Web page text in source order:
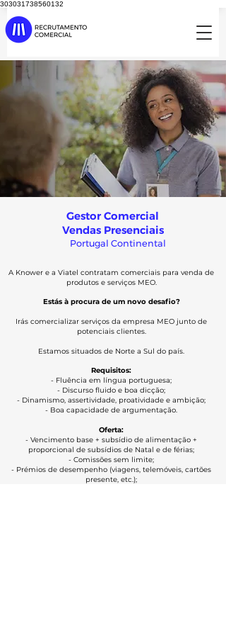
303031738560132
Gestor Comercial
Vendas Presenciais
Portugal Continental
A Knower e a Viatel contratam comerciais para venda de
produtos e serviços MEO.
Estás à procura de um novo desafio?
Irás comercializar serviços da empresa MEO junto de
potenciais clientes.
Estamos situados de Norte a Sul do país.
Requisitos:
- Fluência em língua portuguesa;
- Discurso fluido e boa dicção;
- Dinamismo, assertividade, proatividade e ambição;
- Boa capacidade de argumentação.
Oferta:
- Vencimento base + subsídio de alimentação +
proporcional de subsídios de Natal e de férias;
- Comissões sem limite;
- ​Prémios de desempenho (viagens, telemóveis, cartões
presente, etc.);